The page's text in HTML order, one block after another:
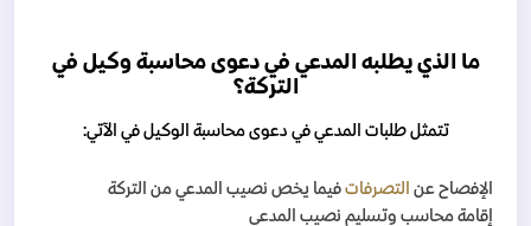
ما الذي يطلبه المدعي في دعوى محاسبة وكيل في
التركة؟
تتمثل طلبات المدعي في دعوى محاسبة الوكيل في الآتي:
الإفصاح عن التصرفات فيما يخص نصيب المدعي من التركة
إقامة محاسب وتسليم نصيب المدعي